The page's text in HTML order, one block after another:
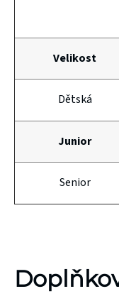
Velikost
Dětská
Junior
Senior